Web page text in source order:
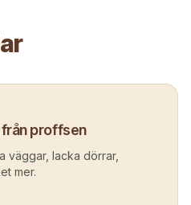
proffsen
väggar, lacka dörrar,
mer.